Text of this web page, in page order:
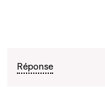
Réponse